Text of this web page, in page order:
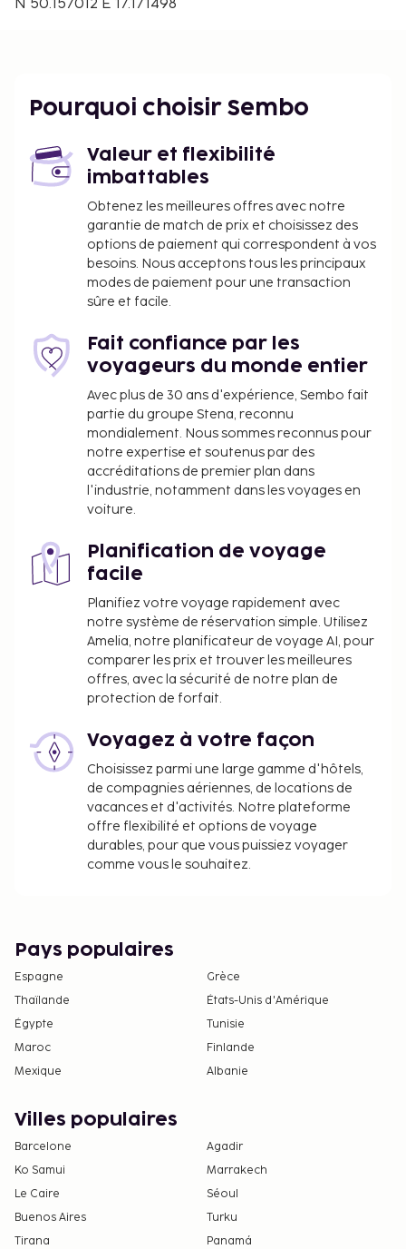
l’hébergement. Ces frais peuvent comprendre les
taxes applicables :
Dépôt de garantie pour éventuels dommages :
250.0 EUR par séjour
Nous avons indiqué tous les frais dont
l'hébergement nous a fait part.
N 50.157012 E 17.171498
Pourquoi choisir Sembo
Valeur et flexibilité
imbattables
Obtenez les meilleures offres avec notre
garantie de match de prix et choisissez des
options de paiement qui correspondent à vos
besoins. Nous acceptons tous les principaux
modes de paiement pour une transaction
sûre et facile.
Fait confiance par les
voyageurs du monde entier
Avec plus de 30 ans d'expérience, Sembo fait
partie du groupe Stena, reconnu
mondialement. Nous sommes reconnus pour
notre expertise et soutenus par des
accréditations de premier plan dans
l'industrie, notamment dans les voyages en
voiture.
Planification de voyage
facile
Planifiez votre voyage rapidement avec
notre système de réservation simple. Utilisez
Amelia, notre planificateur de voyage AI, pour
comparer les prix et trouver les meilleures
offres, avec la sécurité de notre plan de
protection de forfait.
Voyagez à votre façon
Choisissez parmi une large gamme d'hôtels,
de compagnies aériennes, de locations de
vacances et d'activités. Notre plateforme
offre flexibilité et options de voyage
durables, pour que vous puissiez voyager
comme vous le souhaitez.
Pays populaires
Espagne
Grèce
Thaïlande
États-Unis d'Amérique
Égypte
Tunisie
Maroc
Finlande
Mexique
Albanie
Villes populaires
Barcelone
Agadir
Ko Samui
Marrakech
Le Caire
Séoul
Buenos Aires
Turku
Tirana
Panamá